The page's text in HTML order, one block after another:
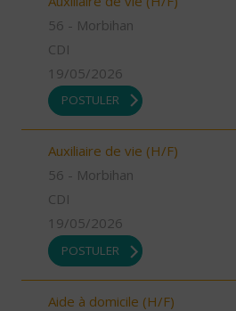
56 - Morbihan
CDI
19/05/2026
POSTULER
Auxiliaire de vie (H/F)
56 - Morbihan
CDI
19/05/2026
POSTULER
Aide à domicile (H/F)